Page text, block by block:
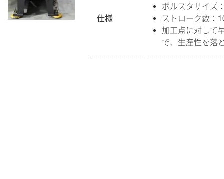
仕様
ボルスタサイズ
ストローク数：
加工点に対して
で、生産性を落